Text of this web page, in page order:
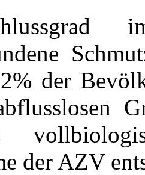
der
der AZV